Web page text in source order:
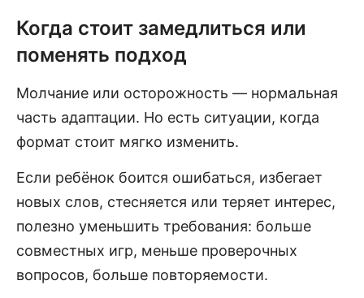
Когда стоит замедлиться или
поменять подход
Молчание или осторожность — нормальная
часть адаптации. Но есть ситуации, когда
формат стоит мягко изменить.
Если ребёнок боится ошибаться, избегает
новых слов, стесняется или теряет интерес,
полезно уменьшить требования: больше
совместных игр, меньше проверочных
вопросов, больше повторяемости.